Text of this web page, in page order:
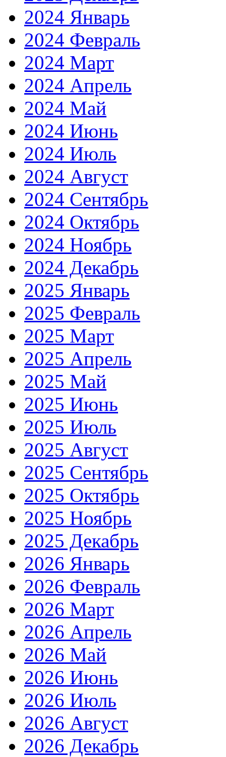
2024 Январь
2024 Февраль
2024 Март
2024 Апрель
2024 Май
2024 Июнь
2024 Июль
2024 Август
2024 Сентябрь
2024 Октябрь
2024 Ноябрь
2024 Декабрь
2025 Январь
2025 Февраль
2025 Март
2025 Апрель
2025 Май
2025 Июнь
2025 Июль
2025 Август
2025 Сентябрь
2025 Октябрь
2025 Ноябрь
2025 Декабрь
2026 Январь
2026 Февраль
2026 Март
2026 Апрель
2026 Май
2026 Июнь
2026 Июль
2026 Август
2026 Декабрь